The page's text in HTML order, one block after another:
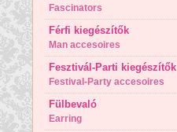
Fascinators
Férfi kiegészítők
Man accesoires
Fesztivál-Parti kiegészítők
Festival-Party accesoires
Fülbevaló
Earring